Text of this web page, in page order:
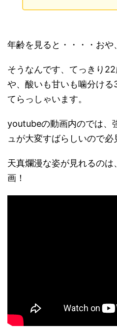
年齢を見ると・・・・おや
そうなんです、てっきり
や、酸いも甘いも噛分け
てらっしゃいます。
youtubeの動画内のでは、
ュが大変すばらしいので必
天真爛漫な姿が見れるの
画！